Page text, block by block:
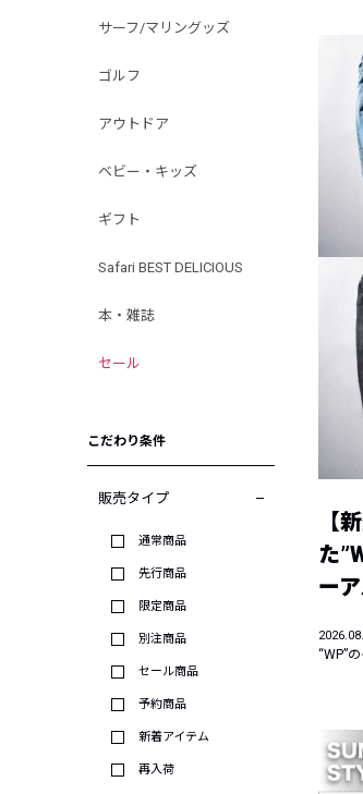
サーフ/マリングッズ
ゴルフ
アウトドア
ベビー・キッズ
ギフト
Safari BEST DELICIOUS
本・雑誌
セール
こだわり条件
販売タイプ
通常商品
先行商品
限定商品
別注商品
セール商品
予約商品
新着アイテム
再入荷
【
た
ーア
“WP”